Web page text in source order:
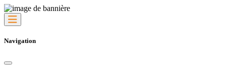
Navigation